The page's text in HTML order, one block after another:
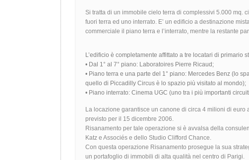
Si tratta di un immobile cielo terra di complessivi 5.000 mq.
fuori terra ed uno interrato. E’ un edificio a destinazione
commerciale il piano terra e l’interrato, mentre la restante
L’edificio è completamente affittato a tre locatari di primario
• Dal 1° al 7° piano: Laboratoires Pierre Ricaud;
• Piano terra e una parte del 1° piano: Mercedes Benz (lo
quello di Piccadilly Circus è lo spazio più visitato al mondo);
• Piano interrato: Cinema UGC (uno tra i più importanti
La locazione garantisce un canone di circa 4 milioni di euro
previsto per il 15 dicembre 2006.
Risanamento per tale operazione si è avvalsa della
Katz e Associés e dello Studio Clifford Chance.
Con questa operazione Risanamento prosegue la sua
un portafoglio di immobili di alta qualità nel centro di Parigi.